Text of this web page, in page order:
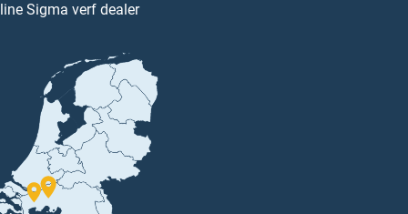
Sigma verf dealer